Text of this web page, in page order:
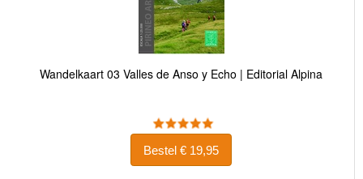
Wandelkaart 03 Valles de Anso y Echo | Editorial Alpina
Bestel € 19,95